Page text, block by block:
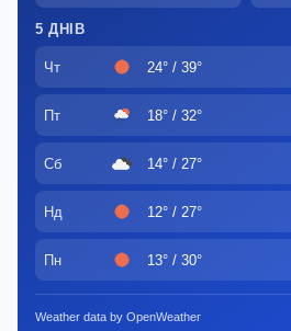
5 ДНІВ
Чт 24° / 39°
Пт 18° / 32°
Сб 14° / 27°
Нд 12° / 27°
Пн 13° / 30°
Weather data by OpenWeather